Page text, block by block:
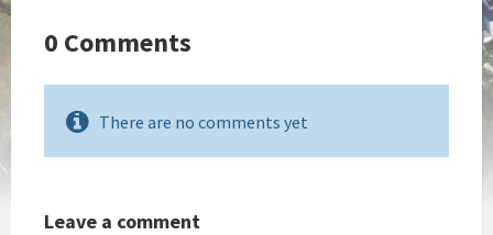
0 Comments
There are no comments yet
Leave a comment